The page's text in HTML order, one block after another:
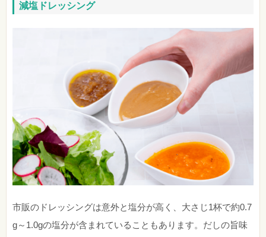
減塩ドレッシング
市販のドレッシングは意外と塩分が高く、大さじ1杯で約0.7
g～1.0gの塩分が含まれていることもあります。だしの旨味